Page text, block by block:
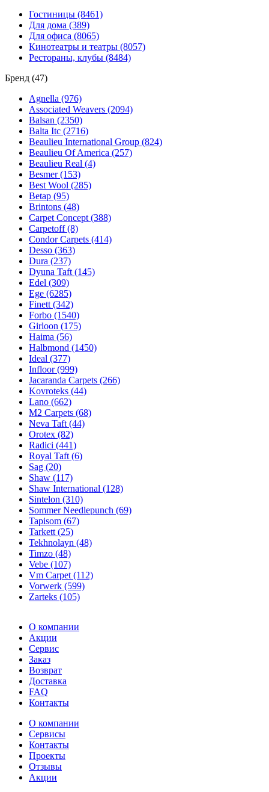
Гостиницы (8461)
Для дома (389)
Для офиса (8065)
Кинотеатры и театры (8057)
Рестораны, клубы (8484)
Бренд (47)
Agnella (976)
Associated Weavers (2094)
Balsan (2350)
Balta Itc (2716)
Beaulieu International Group (824)
Beaulieu Of America (257)
Beaulieu Real (4)
Besmer (153)
Best Wool (285)
Betap (95)
Brintons (48)
Carpet Concept (388)
Carpetoff (8)
Condor Carpets (414)
Desso (363)
Dura (237)
Dyuna Taft (145)
Edel (309)
Ege (6285)
Finett (342)
Forbo (1540)
Girloon (175)
Haima (56)
Halbmond (1450)
Ideal (377)
Infloor (999)
Jacaranda Carpets (266)
Kovroteks (44)
Lano (662)
M2 Carpets (68)
Neva Taft (44)
Orotex (82)
Radici (441)
Royal Taft (6)
Sag (20)
Shaw (117)
Shaw International (128)
Sintelon (310)
Sommer Needlepunch (69)
Tapisom (67)
Tarkett (25)
Tekhnolayn (48)
Timzo (48)
Vebe (107)
Vm Carpet (112)
Vorwerk (599)
Zarteks (105)
О компании
Акции
Сервис
Заказ
Возврат
Доставка
FAQ
Контакты
О компании
Сервисы
Контакты
Проекты
Отзывы
Акции